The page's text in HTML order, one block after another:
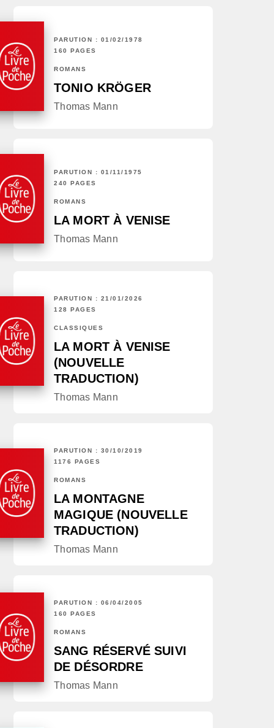
PARUTION : 01/02/1978
160 PAGES
ROMANS
TONIO KRÖGER
Thomas Mann
PARUTION : 01/11/1975
240 PAGES
ROMANS
LA MORT À VENISE
Thomas Mann
PARUTION : 21/01/2026
128 PAGES
CLASSIQUES
LA MORT À VENISE
(NOUVELLE
TRADUCTION)
Thomas Mann
PARUTION : 30/10/2019
1176 PAGES
ROMANS
LA MONTAGNE
MAGIQUE (NOUVELLE
TRADUCTION)
Thomas Mann
PARUTION : 06/04/2005
160 PAGES
ROMANS
SANG RÉSERVÉ SUIVI
DE DÉSORDRE
Thomas Mann